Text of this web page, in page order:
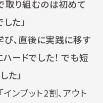
取り組むのは初めて
た」
び、直後に実践に移す
ードでした！ でも短
た」
ンプット2割、アウト